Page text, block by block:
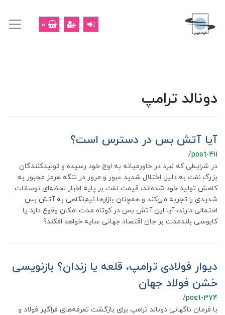
0
دونالد ترامپ
آیا آتش بس در دسترس است؟
/post-411
در شرایطی که نبرد در خاورمیانه به اوج خود رسیده و تولیدکنندگان
بزرگ نفت به دلیل اختلال شدید عبور و مرور در تنگه هرمز مجبور به
کاهش تولید خود شده‌اند، قیمت نفت بر پایه اخبار لحظه‌ای نوسانات
شدیدی را تجربه می‌کند و همچنان بازارها نیم‌نگاهی به آتش بس
احتمالی دارند، آیا این آتش بس در کوتاه مدت امکان وقوع دارد یا
کابوسی بلندمدت بر جان اقتصاد جهانی سایه خواهد افکند؟
دیوار فولادی ترامپ، قلعه یا زندان؟ بازنویسی
خشن فولاد جهان
/post-374
با فرمان ناگهانی دونالد ترامپ برای بازگشت تعرفه‌های فراگیر فولاد و